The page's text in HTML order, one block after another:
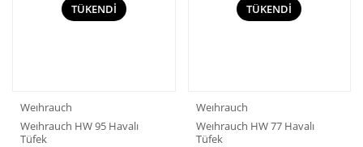
TÜKENDİ
Weıhrauch
Weıhrauch HW 95 Havalı
Tüfek
TÜKENDİ
Weıhrauch
Weıhrauch HW 77 Havalı
Tüfek